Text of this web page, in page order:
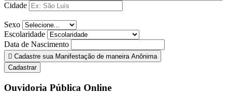
Cidade
Sexo
Escolaridade
Data de Nascimento
Cadastre sua Manifestação de maneira Anônima
Cadastrar
Ouvidoria Pública Online